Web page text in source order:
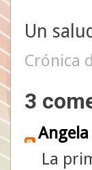
Un
Crónica
3
Angela
La